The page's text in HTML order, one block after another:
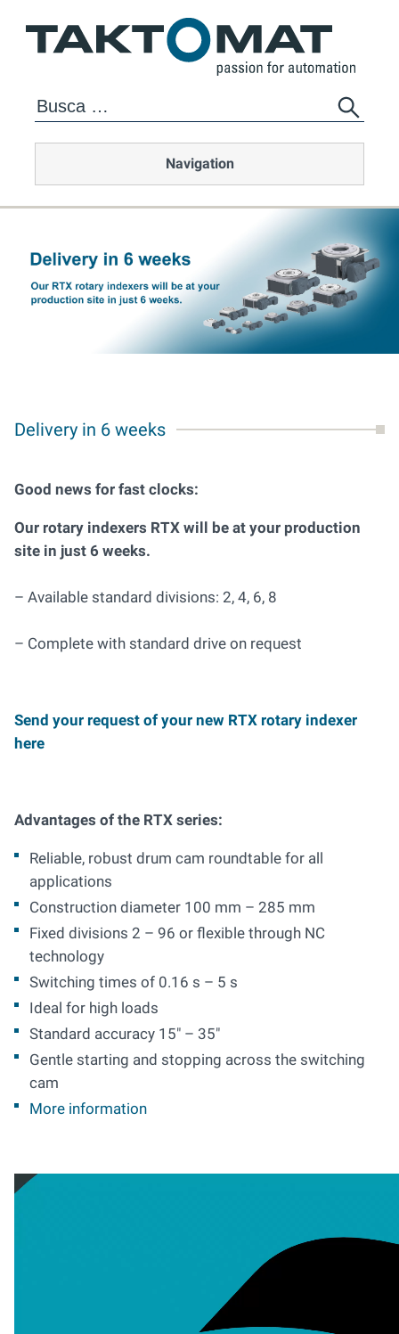
Navigation
Delivery in 6 weeks
Good news for fast clocks:
Our rotary indexers RTX will be at your production
site in just 6 weeks.
– Available standard divisions: 2, 4, 6, 8
– Complete with standard drive on request
Send your request of your new RTX rotary indexer
here
Advantages of the RTX series:
Reliable, robust drum cam roundtable for all
applications
Construction diameter 100 mm – 285 mm
Fixed divisions 2 – 96 or flexible through NC
technology
Switching times of 0.16 s – 5 s
Ideal for high loads
Standard accuracy 15" – 35"
Gentle starting and stopping across the switching
cam
More information